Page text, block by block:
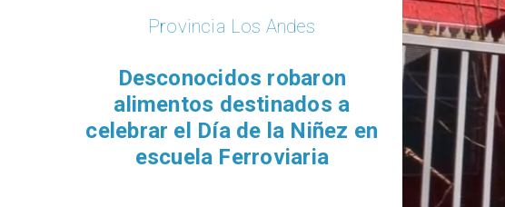
Provincia Los Andes
Desconocidos robaron
alimentos destinados a
celebrar el Día de la Niñez en
escuela Ferroviaria